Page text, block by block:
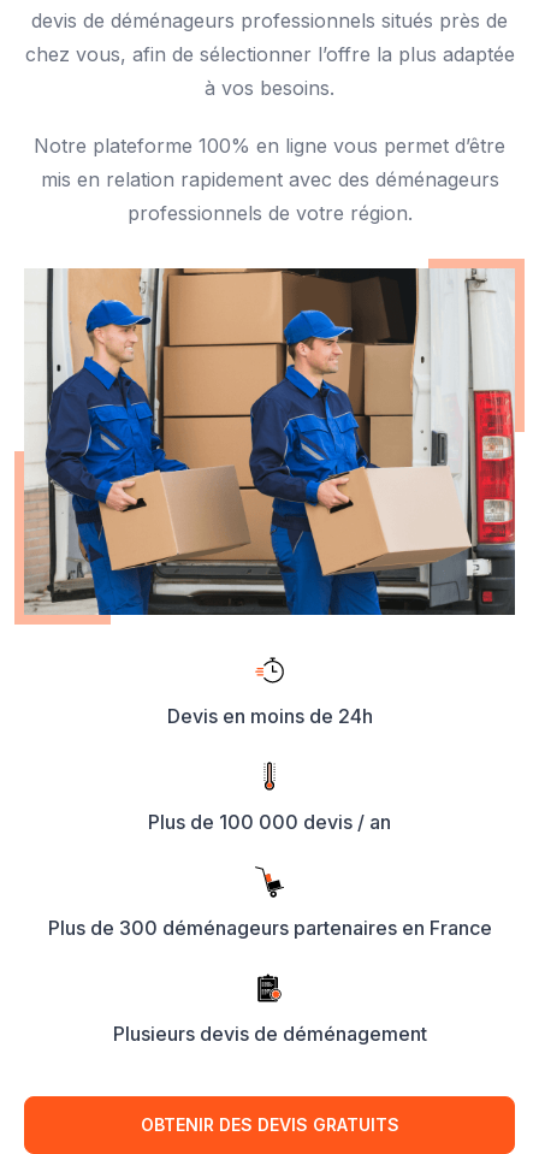
devis de déménageurs professionnels situés près de
chez vous, afin de sélectionner l’offre la plus adaptée
à vos besoins.
Notre plateforme 100% en ligne vous permet d’être
mis en relation rapidement avec des déménageurs
professionnels de votre région.
Devis en moins de 24h
Plus de 100 000 devis / an
Plus de 300 déménageurs partenaires en France
Plusieurs devis de déménagement
OBTENIR DES DEVIS GRATUITS